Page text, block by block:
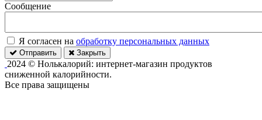
Сообщение
Я согласен на обработку персональных данных
Отправить Закрыть
2024 © Нолькалорий: интернет-магазин продуктов
сниженной калорийности.
Все права защищены